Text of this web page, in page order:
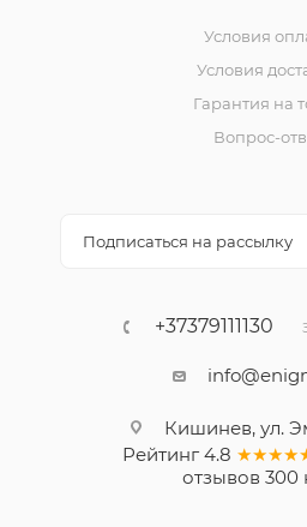
Условия
Условия
Гарантия на
Вопрос-
Подписаться на рассылку
+37379111130
Кишинев, ул.
Рейтинг 4.8
отзывов 300